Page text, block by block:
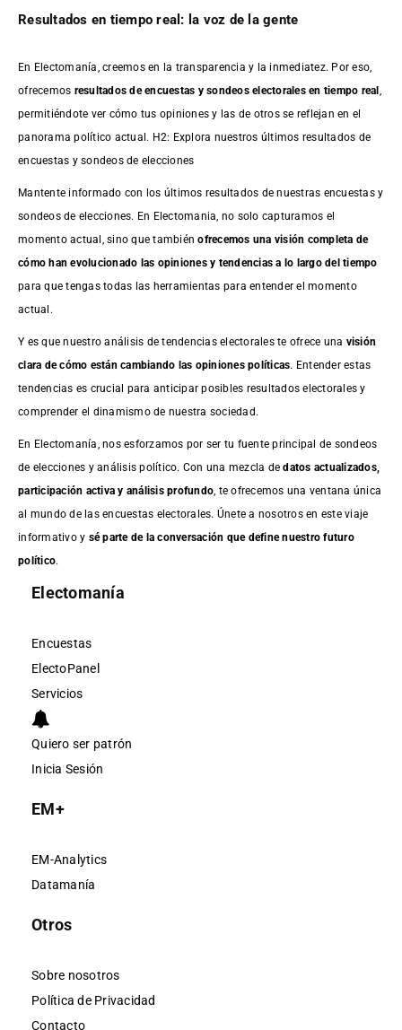
Resultados en tiempo real: la voz de la gente
En Electomanía, creemos en la transparencia y la inmediatez. Por eso,
ofrecemos resultados deencuestas y sondeos electorales en tiempo real
permitiéndote ver cómo tus opiniones y las de otros se reflejan en el
panorama político actual. H2: Explora nuestros últimos resultados de
encuestas y sondeos de elecciones
Mantente informado con los últimos resultados de nuestras encuestasy
sondeos de elecciones. En Electomania, no solo capturamos el
momento actual, sino que tambiénofrecemos una visión completa de
cómo han evolucionado las opiniones y tendencias a lo largo del tiempo
para que tengas todas las herramientas para entender el momento
actual.
Y es que nuestro análisis de tendencias electorales te ofrece una visión
clara de cómo están cambiando las opiniones políticas. Entender estas
tendencias es crucial para anticipar posibles resultados electorales y
comprender el dinamismo de nuestra sociedad.
En Electomanía, nos esforzamos por ser tu fuente principal de sondeos
de elecciones y análisis político. Con una mezcla dedatos actualizados,
participación activa y análisis profundo , te ofrecemos una ventana única
al mundo de las encuestas electorales. Únete a nosotros en este viaje
informativo y sé parte de la conversación que define nuestro futuro
político.
Electomanía
Encuestas
ElectoPanel
Servicios
Quiero ser patrón
Inicia Sesión
EM+
EM-Analytics
Datamanía
Otros
Sobre nosotros
Política de Privacidad
Contacto